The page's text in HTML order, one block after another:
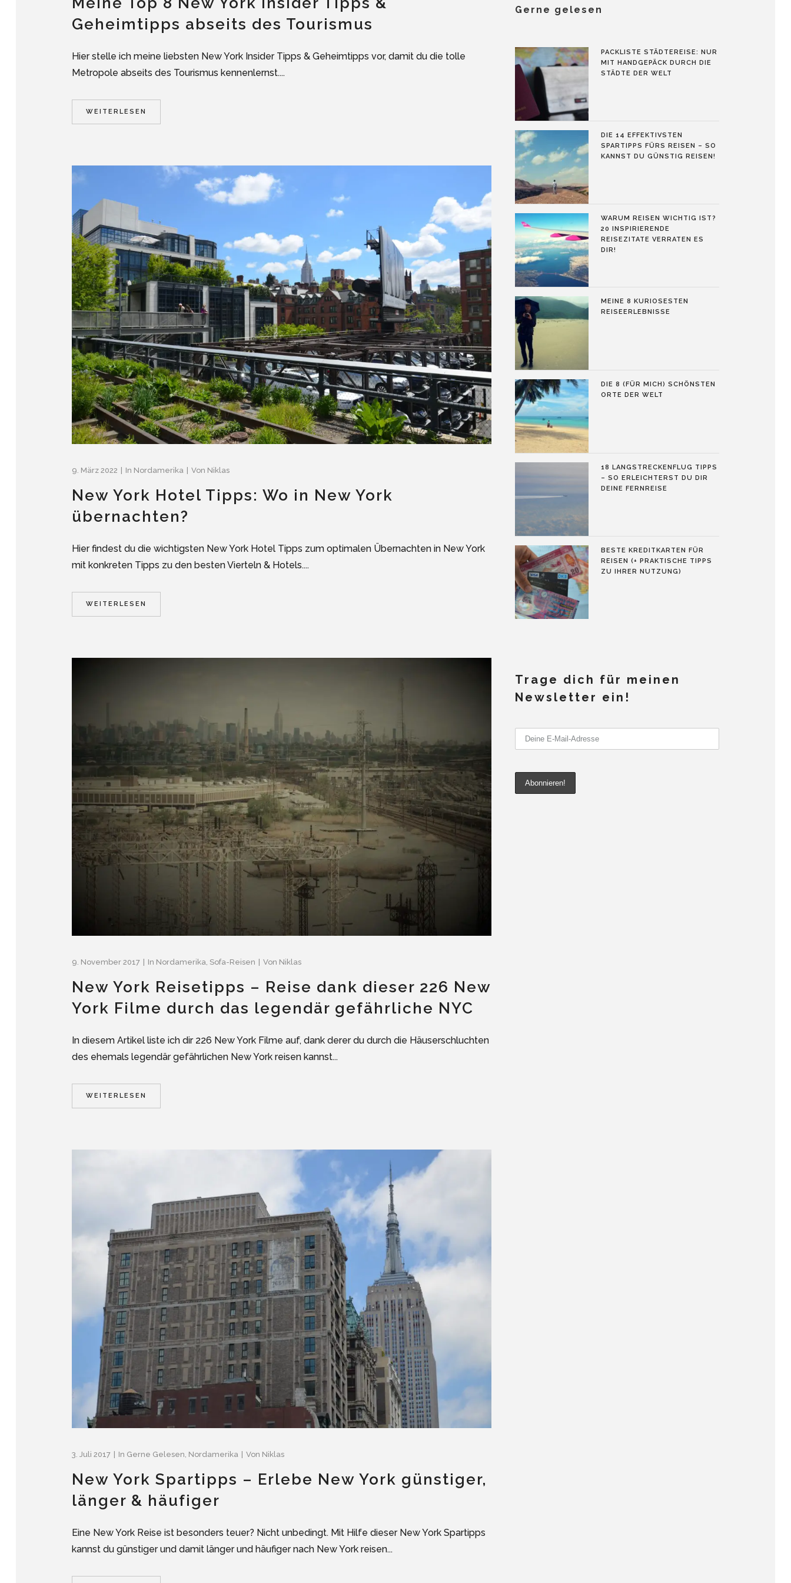
Geheimtipps abseits des Tourismus
Hier stelle ich meine liebsten New York Insider Tipps & Geheimtipps vor, damit du die tolle
Metropole abseits des Tourismus kennenlernst....
WEITERLESEN
9. März 2022 In Nordamerika Von Niklas
New York Hotel Tipps: Wo in New York
übernachten?
Hier findest du die wichtigsten New York Hotel Tipps zum optimalen Übernachten in New York
mit konkreten Tipps zu den besten Vierteln & Hotels....
WEITERLESEN
9. November 2017 In Nordamerika, Sofa-Reisen Von Niklas
New York Reisetipps – Reise dank dieser 226 New
York Filme durch das legendär gefährliche NYC
In diesem Artikel liste ich dir 226 New York Filme auf, dank derer du durch die Häuserschluchten
des ehemals legendär gefährlichen New York reisen kannst...
WEITERLESEN
3. Juli 2017 In Gerne Gelesen Nordamerika Von Niklas
New York Spartipps – Erlebe New York günstiger,
länger & häufiger
Eine New York Reise ist besonders teuer? Nicht unbedingt. Mit Hilfe dieser New York Spartipps
kannst du günstiger und damit länger und häufiger nach New York reisen...
Gerne gelesen
PACKLISTE STÄDTEREISE: NUR
MIT HANDGEPÄCK DURCH DIE
STÄDTE DER WELT
DIE 14 EFFEKTIVSTEN
SPARTIPPS FÜRS REISEN – SO
KANNST DU GÜNSTIG REISEN!
WARUM REISEN WICHTIG IST?
20 INSPIRIERENDE
REISEZITATE VERRATEN ES
DIR!
MEINE 8 KURIOSESTEN
REISEERLEBNISSE
DIE 8 (FÜR MICH) SCHÖNSTEN
ORTE DER WELT
18 LANGSTRECKENFLUG TIPPS
– SO ERLEICHTERST DU DIR
DEINE FERNREISE
BESTE KREDITKARTEN FÜR
REISEN (+ PRAKTISCHE TIPPS
ZU IHRER NUTZUNG)
Trage dich für meinen
Newsletter ein!